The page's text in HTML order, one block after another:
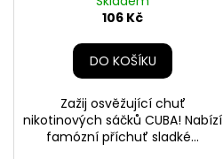
106 Kč
DO KOŠÍKU
Zažij osvěžující chuť
nikotinových sáčků CUBA! Nabízí
famózní příchuť sladké...